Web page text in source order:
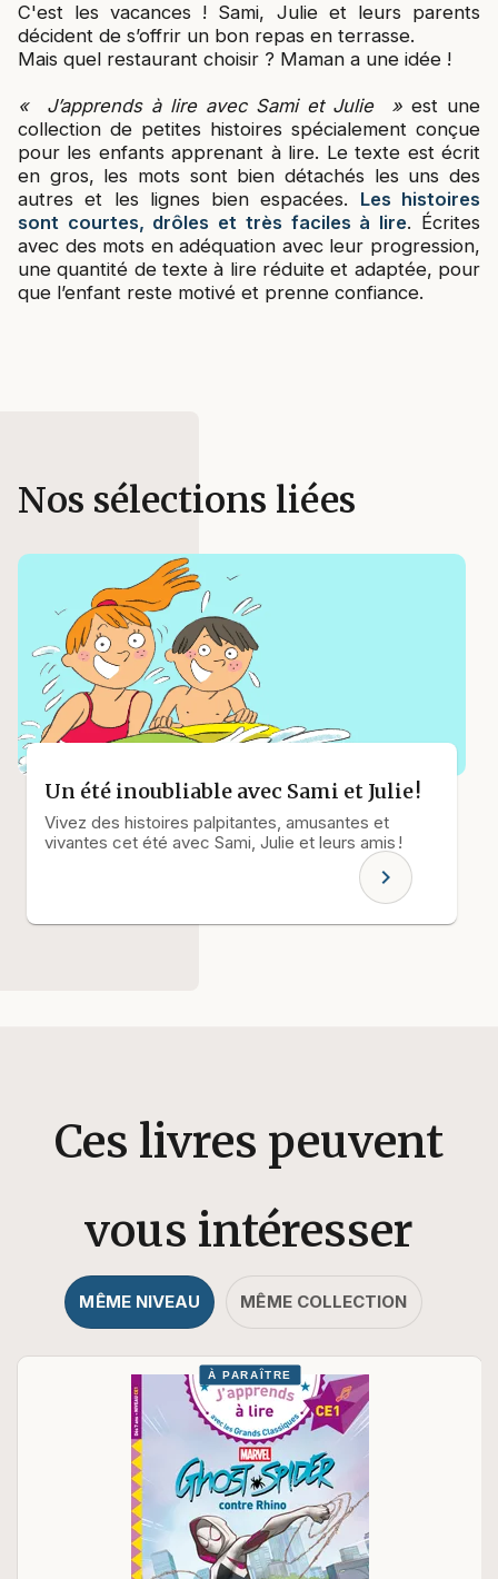
C'est les vacances ! Sami, Julie et leurs parents
décident de s’offrir un bon repas en terrasse.
Mais quel restaurant choisir ? Maman a une idée !
« J’apprends à lire avec Sami et Julie » est une
collection de petites histoires spécialement conçue
pour les enfants apprenant à lire. Le texte est écrit
en gros, les mots sont bien détachés les uns des
autres et les lignes bien espacées. Les histoires
sont courtes, drôles et très faciles à lire. Écrites
avec des mots en adéquation avec leur progression,
une quantité de texte à lire réduite et adaptée, pour
que l’enfant reste motivé et prenne confiance.
Nos sélections liées
Un été inoubliable avec Sami et Julie !
Vivez des histoires palpitantes, amusantes et
vivantes cet été avec Sami, Julie et leurs amis !
chevron_right
Ces livres peuvent
vous intéresser
MÊME NIVEAU MÊME COLLECTION
À PARAÎTRE